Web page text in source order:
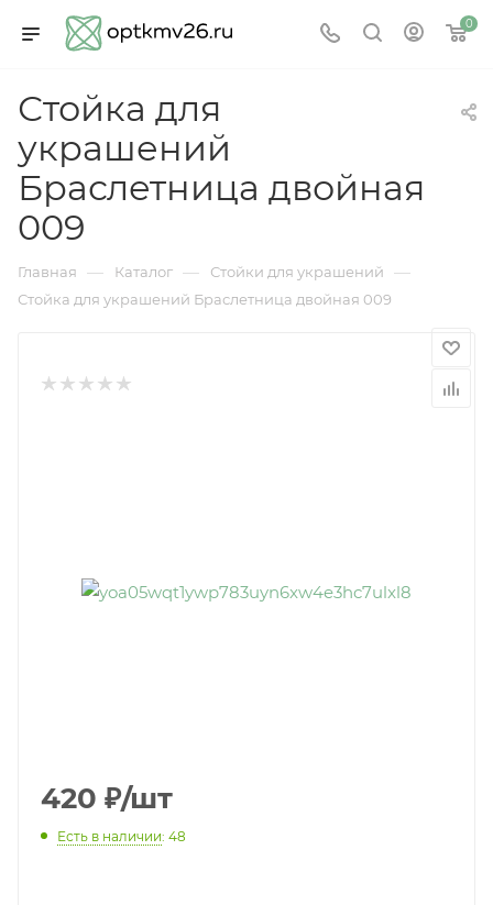
0
Стойка для
украшений
Браслетница двойная
009
Главная — Каталог — Стойки для украшений —
Стойка для украшений Браслетница двойная 009
420 ₽/шт
Есть в наличии: 48